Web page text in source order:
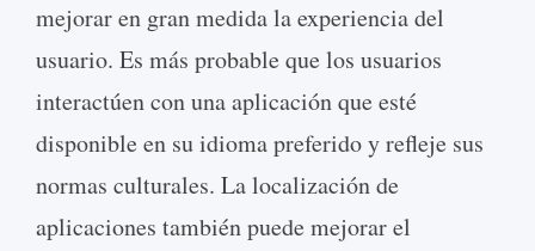
mejorar en gran medida la experiencia del
usuario. Es más probable que los usuarios
interactúen con una aplicación que esté
disponible en su idioma preferido y refleje sus
normas culturales. La localización de
aplicaciones también puede mejorar el